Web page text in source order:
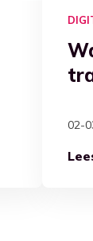
02-